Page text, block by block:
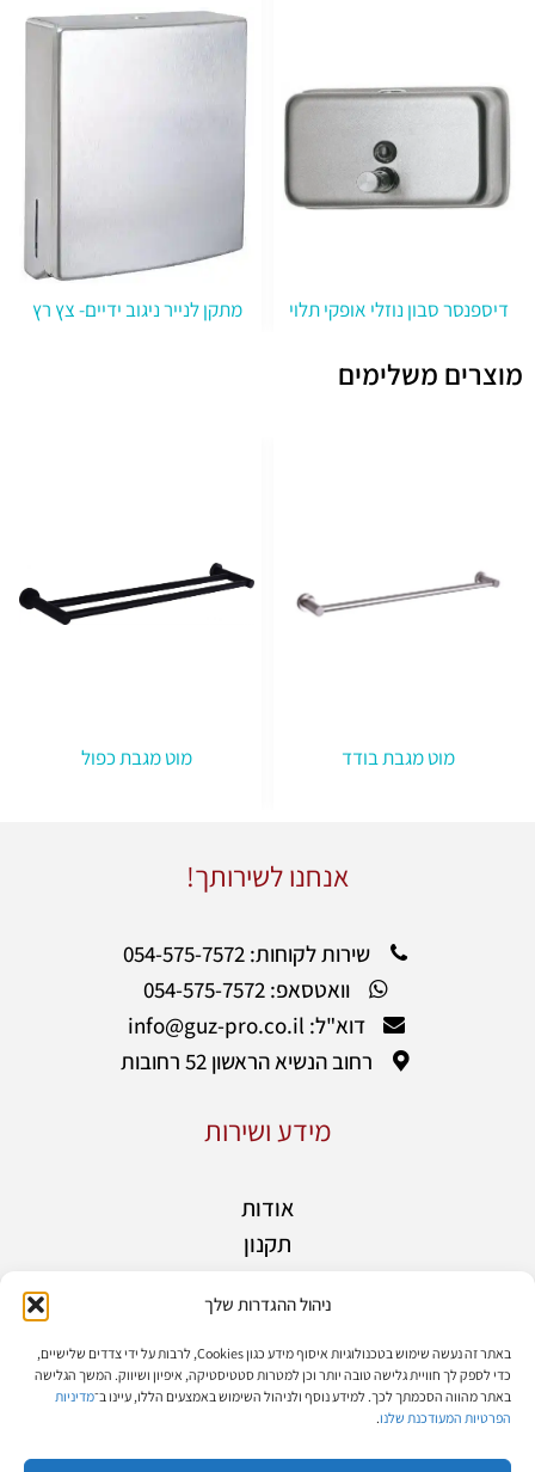
ניהול ההגדרות שלך
באתר זה נעשה שימוש בטכנולוגיות איסוף מידע כגון Cookies, לרבות על ידי צדדים שלישיים,
כדי לספק לך חוויית גלישה טובה יותר וכן למטרות סטטיסטיקה, איפיון ושיווק. המשך הגלישה
באתר מהווה הסכמתך לכך. למידע נוסף ולניהול השימוש באמצעים הללו, עיינו ב־מדיניות
הפרטיות המעודכנת שלנו.
דיספנסר סבון נוזלי אופקי תלוי מתקן לנייר ניגוב ידיים- צץ רץ
מוצרים משלימים
מוט מגבת בודד מוט מגבת כפול
אנחנו לשירותך!
שירות לקוחות: 054-575-7572
וואטסאפ: 054-575-7572
דוא"ל: info@guz-pro.co.il
רחוב הנשיא הראשון 52 רחובות
מידע ושירות
אודות
תקנון
מידע נוסף
בלוג
יצירת קשר